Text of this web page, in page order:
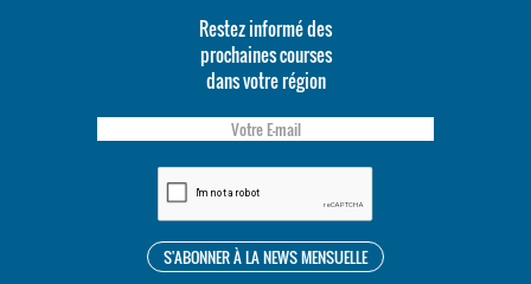
Restez informé des
prochaines courses
dans votre région